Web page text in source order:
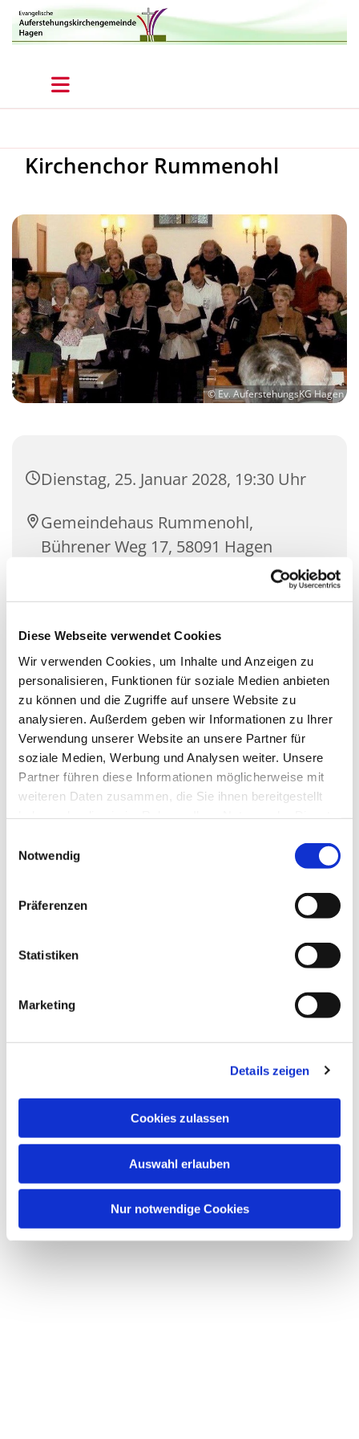
Diese Webseite verwendet Cookies
Wir verwenden Cookies, um Inhalte und Anzeigen zu
personalisieren, Funktionen für soziale Medien anbieten
zu können und die Zugriffe auf unsere Website zu
analysieren. Außerdem geben wir Informationen zu Ihrer
Verwendung unserer Website an unsere Partner für
soziale Medien, Werbung und Analysen weiter. Unsere
Partner führen diese Informationen möglicherweise mit
weiteren Daten zusammen, die Sie ihnen bereitgestellt
Notwendig
Präferenzen
Statistiken
Marketing
Details zeigen
Cookies zulassen
Auswahl erlauben
Nur notwendige Cookies
Kirchenchor Rummenohl
© Ev. AuferstehungsKG Hagen
Dienstag, 25. Januar 2028, 19:30 Uhr
Gemeindehaus Rummenohl,
Bührener Weg 17, 58091 Hagen
Dies könnte Sie auch